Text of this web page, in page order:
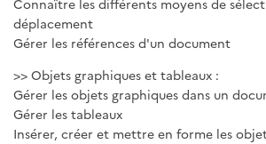
Connaître les différents moyens de
déplacement
Gérer les références d'un document
>> Objets graphiques et tableaux :
Gérer les objets graphiques dans un
Gérer les tableaux
Insérer, créer et mettre en forme les